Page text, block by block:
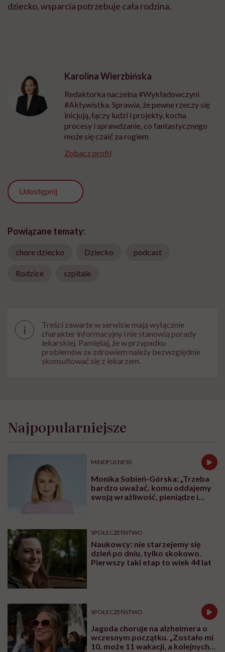
dziecko, wsparcia potrzebuje cała rodzina.
Karolina Wierzbińska
Redaktorka naczelna #Wykładowczyni
#Aktywistka. Sprawia, że pewne rzeczy się
inicjują, łączy ludzi i projekty, kocha
procesy i sprawdzanie, co fantastycznego
może się czaić za rogiem
Zobacz profil
Udostępnij
Powiązane tematy:
chore dziecko Dziecko podcast
Rodzice szpitale
i
Treści zawarte w serwisie mają wyłącznie
charakter informacyjny i nie stanowią porady
lekarskiej. Pamiętaj, że w przypadku
problemów ze zdrowiem należy bezwzględnie
skonsultować się z lekarzem.
Najpopularniejsze
MINDFULNESS
Monika Sobień-Górska: „Trzeba
bardzo uważać, komu oddajemy
swoją wrażliwość, pieniądze i
SPOŁECZEŃSTWO
Naukowcy: nie starzejemy się
dzień po dniu, tylko skokowo.
Pierwszy taki etap to wiek 44 lat
SPOŁECZEŃSTWO
Jagoda choruje na alzheimera o
wczesnym początku. „Zostało mi
10, może 11 wakacji, a kolejnych